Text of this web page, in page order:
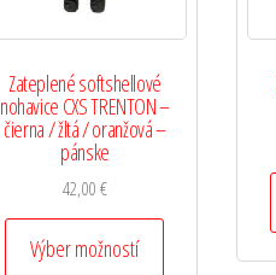
Zateplené softshellové
nohavice CXS TRENTON –
čierna / žltá / oranžová –
pánske
42,00€
Výber možností